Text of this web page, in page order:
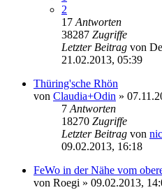
2
17 Antworten
38287 Zugriffe
Letzter Beitrag von
21.02.2013, 05:39
Thüring'sche Rhön
von Claudia+Odin »
7 Antworten
18270 Zugriffe
Letzter Beitrag von
09.02.2013, 16:18
FeWo in der Nähe vom
von Roegi » 09.02.2013,